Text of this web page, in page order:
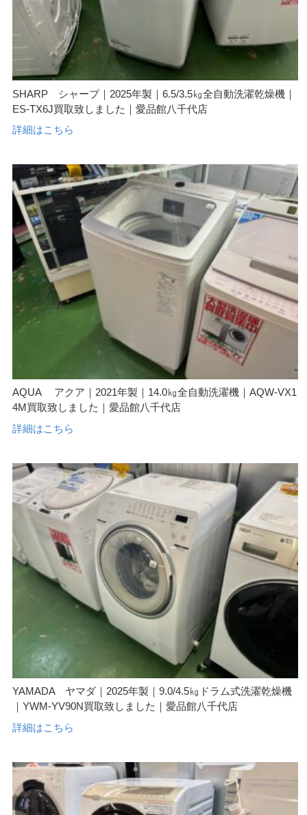
SHARP シャープ｜2025年製｜6.5/3.5㎏全自動洗濯乾燥機｜
ES-TX6J買取致しました｜愛品館八千代店
詳細はこちら
AQUA アクア｜2021年製｜14.0㎏全自動洗濯機｜AQW-VX1
4M買取致しました｜愛品館八千代店
詳細はこちら
YAMADA ヤマダ｜2025年製｜9.0/4.5㎏ドラム式洗濯乾燥機
｜YWM-YV90N買取致しました｜愛品館八千代店
詳細はこちら